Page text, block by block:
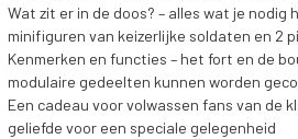
Wat zit er in de doos? – alles wat je
minifiguren van keizerlijke soldaten en 2
Kenmerken en functies – het fort en de
modulaire gedeelten kunnen worden
Een cadeau voor volwassen fans van de
geliefde voor een speciale gelegenheid